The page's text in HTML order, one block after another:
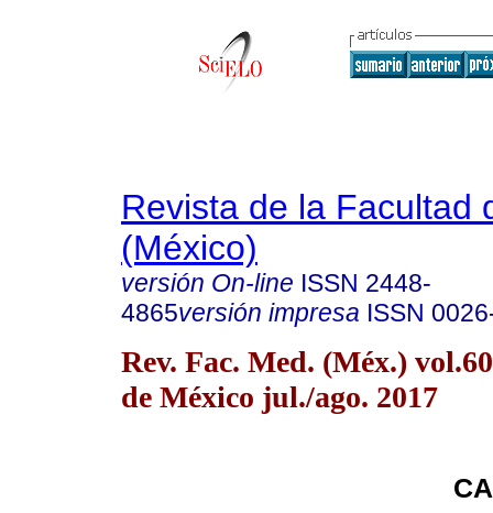
Revista de la Facultad
(México)
versión On-line ISSN 2448-
4865versión impresa ISSN
Rev. Fac. Med. (Méx.)
de México jul./ago. 2017